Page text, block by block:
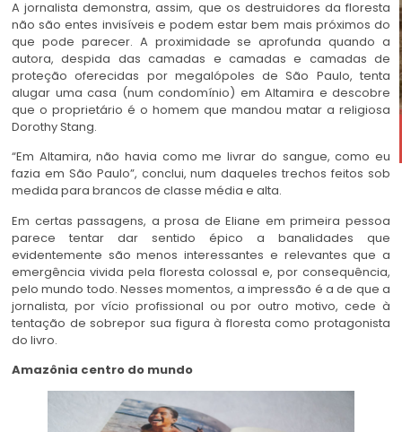
A jornalista demonstra, assim, que os destruidores da floresta
não são entes invisíveis e podem estar bem mais próximos do
que pode parecer. A proximidade se aprofunda quando a
autora, despida das camadas e camadas e camadas de
proteção oferecidas por megalópoles de São Paulo, tenta
alugar uma casa (num condomínio) em Altamira e descobre
que o proprietário é o homem que mandou matar a religiosa
Dorothy Stang.
“Em Altamira, não havia como me livrar do sangue, como eu
fazia em São Paulo”, conclui, num daqueles trechos feitos sob
medida para brancos de classe média e alta.
Em certas passagens, a prosa de Eliane em primeira pessoa
parece tentar dar sentido épico a banalidades que
evidentemente são menos interessantes e relevantes que a
emergência vivida pela floresta colossal e, por consequência,
pelo mundo todo. Nesses momentos, a impressão é a de que a
jornalista, por vício profissional ou por outro motivo, cede à
tentação de sobrepor sua figura à floresta como protagonista
do livro.
Amazônia centro do mundo